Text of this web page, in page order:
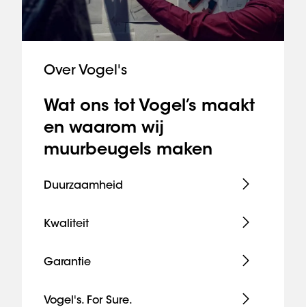
Over Vogel's
Wat ons tot Vogel’s maakt
en waarom wij
muurbeugels maken
Duurzaamheid
Kwaliteit
Garantie
Vogel's. For Sure.